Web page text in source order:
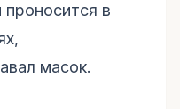
в
масок.